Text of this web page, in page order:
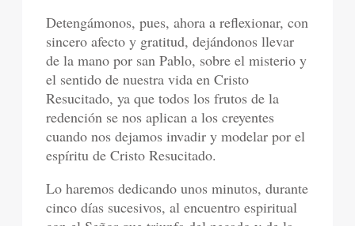
Detengámonos, pues, ahora a reflexionar, con
sincero afecto y gratitud, dejándonos llevar
de la mano por san Pablo, sobre el misterio y
el sentido de nuestra vida en Cristo
Resucitado, ya que todos los frutos de la
redención se nos aplican a los creyentes
cuando nos dejamos invadir y modelar por el
espíritu de Cristo Resucitado.
Lo haremos dedicando unos minutos, durante
cinco días sucesivos, al encuentro espiritual